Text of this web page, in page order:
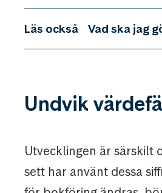
Läs också Vad ska jag
Undvik
Utvecklingen är särskilt
sett har använt dessa